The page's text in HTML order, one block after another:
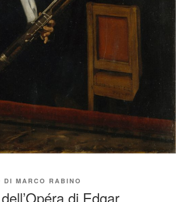
DI MARCO RABINO
di Edgar